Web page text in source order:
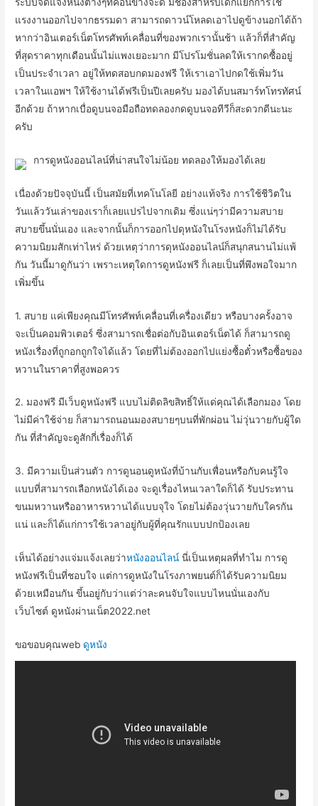
แรงงานออกไปจากธรรมดา สามารถดาวน์โหลดเอาไปดูข้างนอกได้ถ้า
หากว่าอินเตอร์เน็ตโทรศัพท์เคลื่อนที่ของพวกเรานั้นช้า แล้วก็ที่สำคัญ
ที่สุดราคาทุกเดือนนั้นไม่แพงเยอะมาก มีโปรโมชั่นลดให้เรากดซื้ออยู่
เป็นประจำเวลา อยู่ให้ทดสอบกดมองฟรี ให้เราเอาไปกดใช้เพิ่มวัน
เวลาในแอพฯ ให้ใช้งานได้ฟรีเป็นปีเลยครับ มองได้บนสมาร์ทโทรทัศน์
อีกด้วย ถ้าหากเบื่อดูบนจอมือถือทดลองกดดูบนจอทีวีก็สะดวกดีนะนะ
ครับ
การดูหนังออนไลน์ที่น่าสนใจไม่น้อย ทดลองให้มองได้เลย
เนื่องด้วยปัจจุบันนี้ เป็นสมัยที่เทคโนโลยี อย่างแท้จริง การใช้ชีวิตใน
วันแล้ววันเล่าของเราก็เลยแปรไปจากเดิม ซึ่งแน่ๆว่ามีความสบาย
สบายขึ้นนั่นเอง และจากนั้นก็การออกไปดุหนังในโรงหนังก็ไม่ได้รับ
ความนิยมสักเท่าไหร่ ด้วยเหตุว่าการดุหนังออนไลน์ก็สนุกสนานไม่แพ้
กัน วันนี้มาดูกันว่า เพราะเหตุใดการดูหนังฟรี ก็เลยเป็นที่พึงพอใจมาก
เพิ่มขึ้น
1. สบาย แค่เพียงคุณมีโทรศัพท์เคลื่อนที่เครื่องเดียว หรือบางครั้งอาจ
จะเป็นคอมพิวเตอร์ ซึ่งสามารถเชื่อต่อกับอินเตอร์เน็ตได้ ก็สามารถดู
หนังเรื่องที่ถูกอกถูกใจได้แล้ว โดยที่ไม่ต้องออกไปแย่งซื้อตั๋วหรือซื้อของ
หวานในราคาที่สูงพอควร
2. มองฟรี มีเว็บดูหนังฟรี แบบไม่ติดลิขสิทธิ์ให้แด่คุณได้เลือกมอง โดย
ไม่มีค่าใช้จ่าย ก็สามารถนอนมองสบายๆบนที่พักผ่อน ไม่วุ่นวายกับผู้ใด
กัน ที่สำคัญจะดูสักกี่เรื่องก็ได้
3. มีความเป็นส่วนตัว การดูนอนดูหนังที่บ้านกับเพื่อนหรือกับคนรู้ใจ
แบบที่สามารถเลือกหนังได้เอง จะดูเรื่องไหนเวลาใดก็ได้ รับประทาน
ขนมหวานหรืออาหารหวานได้แบบจุใจ โดยไม่ต้องวุ่นวายกับใครกัน
แน่ และก็ได้แก่การใช้เวลาอยู่กับผู้ที่คุณรักแบบปกป้องเลย
เห็นได้อย่างแจ่มแจ้งเลยว่าหนังออนไลน์ นี่เป็นเหตุผลที่ทำไม การดู
หนังฟรีเป็นที่ชอบใจ แต่การดูหนังในโรงภาพยนต์ก็ได้รับความนิยม
ด้วยเหมือนกัน ขึ้นอยู่กับว่าแต่ว่าละคนจับใจแบบไหนนั่นเองกับ
เว็บไซต์ ดูหนังผ่านเน็ต2022.net
ขอขอบคุณweb ดูหนัง